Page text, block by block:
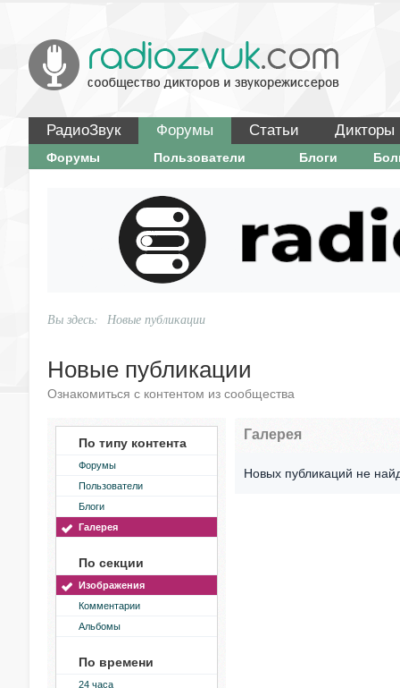
РадиоЗвук Форумы Статьи Дикторы
Форумы Пользователи Блоги
Вы здесь: Новые публикации
Новые публикации
Ознакомиться с контентом из сообщества
По типу контента
Форумы
Пользователи
Блоги
Галерея
По секции
Изображения
Комментарии
Альбомы
По времени
24 часа
Галерея
Новых публикаций не